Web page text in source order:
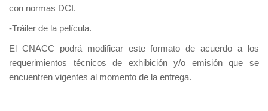
con normas DCI.
-Tráiler de la película.
El CNACC podrá modificar este formato de acuerdo a los
requerimientos técnicos de exhibición y/o emisión que se
encuentren vigentes al momento de la entrega.